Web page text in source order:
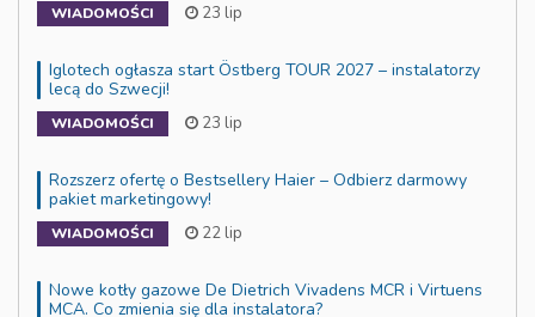
WIADOMOŚCI 23 lip
Iglotech ogłasza start Östberg TOUR 2027 – instalatorzy
lecą do Szwecji!
WIADOMOŚCI 23 lip
Rozszerz ofertę o Bestsellery Haier – Odbierz darmowy
pakiet marketingowy!
WIADOMOŚCI 22 lip
Nowe kotły gazowe De Dietrich Vivadens MCR i Virtuens
MCA. Co zmienia się dla instalatora?